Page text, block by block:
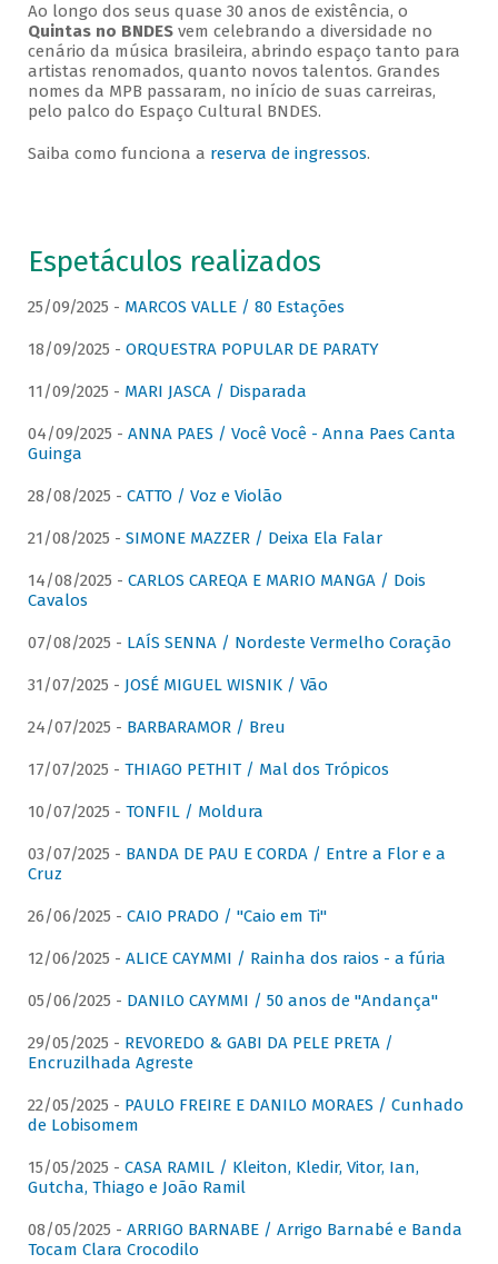
Ao longo dos seus quase 30 anos de existência, o
Quintas no BNDESvem celebrando a diversidade no
cenário da música brasileira, abrindo espaço tanto para
artistas renomados, quanto novos talentos. Grandes
nomes da MPB passaram, no início de suas carreiras,
pelo palco do Espaço Cultural BNDES.
Saiba como funciona a reserva de ingressos.
Espetáculos realizados
25/09/2025 - MARCOS VALLE / 80 Estações
18/09/2025 - ORQUESTRA POPULAR DE PARATY
11/09/2025 - MARI JASCA / Disparada
04/09/2025 - ANNA PAES / Você Você - Anna Paes Canta
Guinga
28/08/2025 - CATTO / Voz e Violão
21/08/2025 - SIMONE MAZZER / Deixa Ela Falar
14/08/2025 - CARLOS CAREQA E MARIO MANGA / Dois
Cavalos
07/08/2025 - LAÍS SENNA / Nordeste Vermelho Coração
31/07/2025 - JOSÉ MIGUEL WISNIK / Vão
24/07/2025 - BARBARAMOR / Breu
17/07/2025 - THIAGO PETHIT / Mal dos Trópicos
10/07/2025 - TONFIL / Moldura
03/07/2025 - BANDA DE PAU E CORDA / Entre a Flor e a
Cruz
26/06/2025 - CAIO PRADO / "Caio em Ti"
12/06/2025 - ALICE CAYMMI / Rainha dos raios - a fúria
05/06/2025 - DANILO CAYMMI / 50 anos de "Andança"
29/05/2025 - REVOREDO & GABI DA PELE PRETA /
Encruzilhada Agreste
22/05/2025 - PAULO FREIRE E DANILO MORAES / Cunhado
de Lobisomem
15/05/2025 - CASA RAMIL / Kleiton, Kledir, Vitor, Ian,
Gutcha, Thiago e João Ramil
08/05/2025 - ARRIGO BARNABE / Arrigo Barnabé e Banda
Tocam Clara Crocodilo